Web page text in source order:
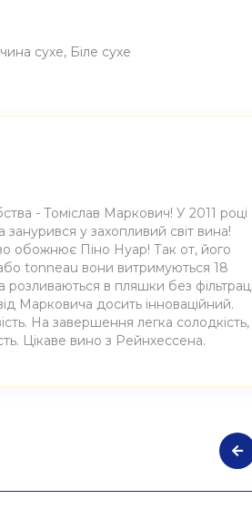
сухе Біле сухе
- Томіслав Маркович! У 2011 році
занурився у захопливий світ вина!
обожнює Піно Нуар! Так от, його
tonneau вони витримуються 18
розливаються в пляшки без
Марковича досить інноваційний.
На завершення легка солодкість,
Цікаве вино з Рейнхессена.